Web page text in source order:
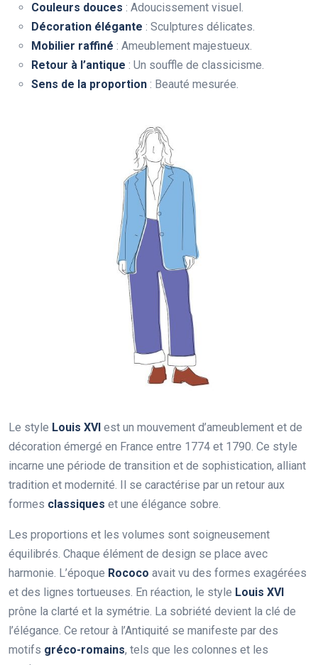
Couleurs douces : Adoucissement visuel.
Décoration élégante : Sculptures délicates.
Mobilier raffiné : Ameublement majestueux.
Retour à l’antique : Un souffle de classicisme.
Sens de la proportion : Beauté mesurée.
Le style Louis XVI est un mouvement d’ameublement et de
décoration émergé en France entre 1774 et 1790. Ce style
incarne une période de transition et de sophistication, alliant
tradition et modernité. Il se caractérise par un retour aux
formes classiques et une élégance sobre.
Les proportions et les volumes sont soigneusement
équilibrés. Chaque élément de design se place avec
harmonie. L’époque Rococo avait vu des formes exagérées
et des lignes tortueuses. En réaction, le style Louis XVI
prône la clarté et la symétrie. La sobriété devient la clé de
l’élégance. Ce retour à l’Antiquité se manifeste par des
motifs gréco-romains, tels que les colonnes et les